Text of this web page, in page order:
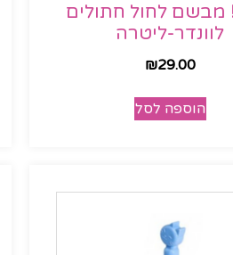
לחול חתולים
לוונדר-ליטרה
₪29.00
הוספה לסל